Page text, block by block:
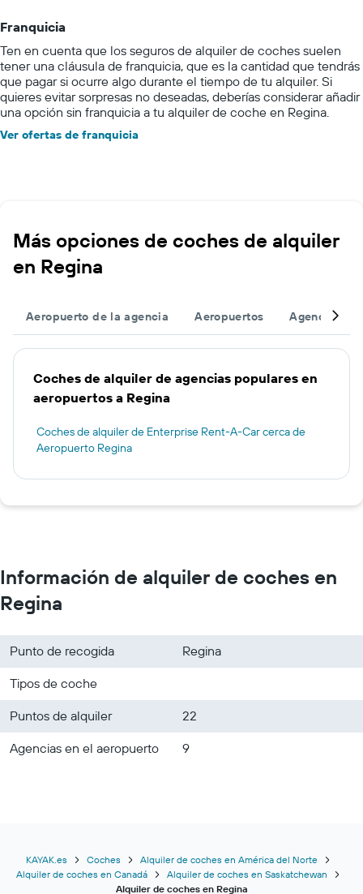
Franquicia
Ten en cuenta que los seguros de alquiler de coches suelen
tener una cláusula de franquicia, que es la cantidad que tendrás
que pagar si ocurre algo durante el tiempo de tu alquiler. Si
quieres evitar sorpresas no deseadas, deberías considerar añadir
una opción sin franquicia a tu alquiler de coche en Regina.
Ver ofertas de franquicia
Más opciones de coches de alquiler
en Regina
Aeropuerto de la agencia Aeropuertos Agencias
Coches de alquiler de agencias populares en
aeropuertos a Regina
Coches de alquiler de Enterprise Rent-A-Car cerca de
Aeropuerto Regina
Información de alquiler de coches en
Regina
Punto de recogida
Regina
Tipos de coche
Puntos de alquiler
22
Agencias en el aeropuerto
9
KAYAK.es Coches
Alquiler de coches en América del Norte
Alquiler de coches en Canadá
Alquiler de coches en Saskatchewan
Alquiler de coches en Regina